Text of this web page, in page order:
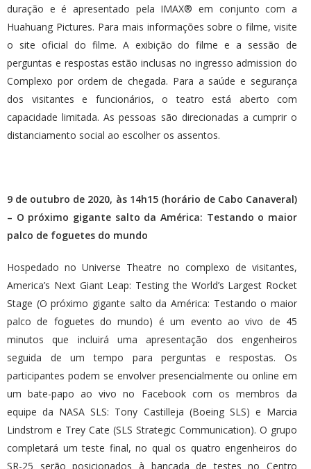
duração e é apresentado pela IMAX® em conjunto com a
Huahuang Pictures. Para mais informações sobre o filme, visite
o site oficial do filme. A exibição do filme e a sessão de
perguntas e respostas estão inclusas no ingresso admission do
Complexo por ordem de chegada. Para a saúde e segurança
dos visitantes e funcionários, o teatro está aberto com
capacidade limitada. As pessoas são direcionadas a cumprir o
distanciamento social ao escolher os assentos.
9 de outubro de 2020, às 14h15 (horário de Cabo Canaveral)
– O próximo gigante salto da América: Testando o maior
palco de foguetes do mundo
Hospedado no Universe Theatre no complexo de visitantes,
America’s Next Giant Leap: Testing the World’s Largest Rocket
Stage (O próximo gigante salto da América: Testando o maior
palco de foguetes do mundo) é um evento ao vivo de 45
minutos que incluirá uma apresentação dos engenheiros
seguida de um tempo para perguntas e respostas. Os
participantes podem se envolver presencialmente ou online em
um bate-papo ao vivo no Facebook com os membros da
equipe da NASA SLS: Tony Castilleja (Boeing SLS) e Marcia
Lindstrom e Trey Cate (SLS Strategic Communication). O grupo
completará um teste final, no qual os quatro engenheiros do
SR-25 serão posicionados à bancada de testes no Centro